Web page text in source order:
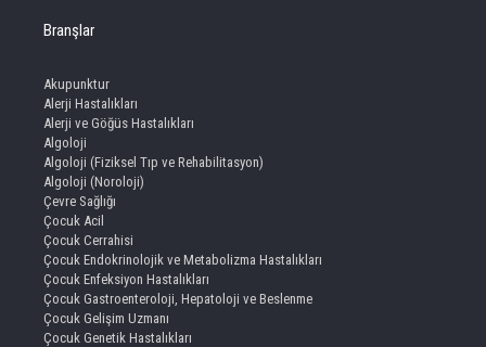
Branşlar
Akupunktur
Alerji Hastalıkları
Alerji ve Göğüs Hastalıkları
Algoloji
Algoloji (Fiziksel Tıp ve Rehabilitasyon)
Algoloji (Noroloji)
Çevre Sağlığı
Çocuk Acil
Çocuk Cerrahisi
Çocuk Endokrinolojik ve Metabolizma Hastalıkları
Çocuk Enfeksiyon Hastalıkları
Çocuk Gastroenteroloji, Hepatoloji ve Beslenme
Çocuk Gelişim Uzmanı
Çocuk Genetik Hastalıkları